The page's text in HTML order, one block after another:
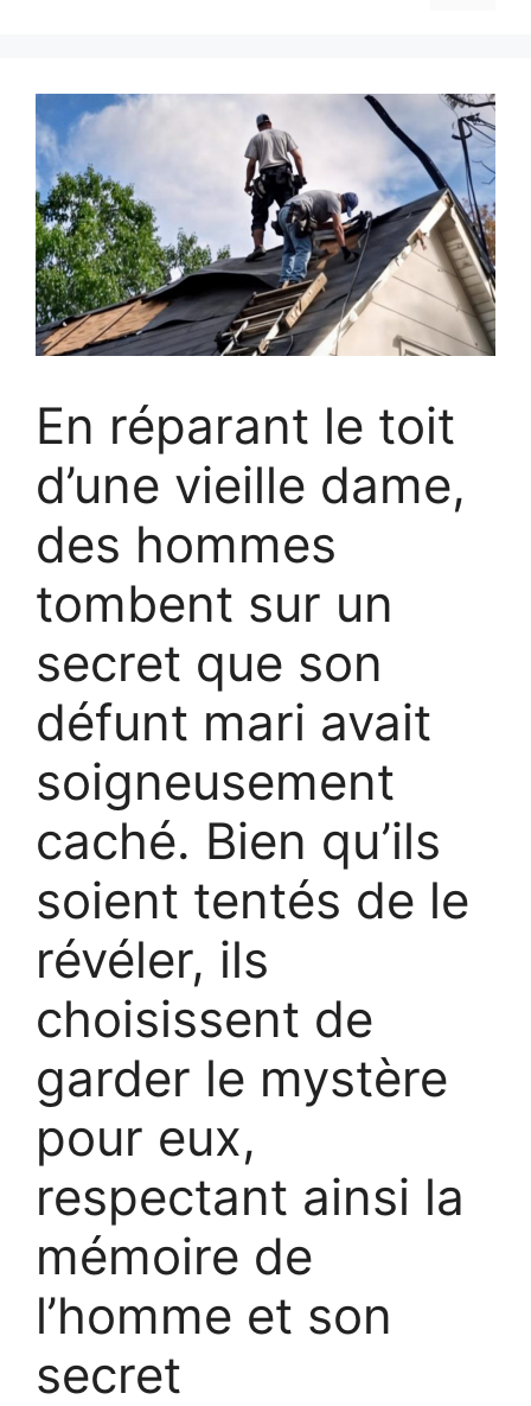
En réparant le toit
d’une vieille dame,
des hommes
tombent sur un
secret que son
défunt mari avait
soigneusement
caché. Bien qu’ils
soient tentés de le
révéler, ils
choisissent de
garder le mystère
pour eux,
respectant ainsi la
mémoire de
l’homme et son
secret